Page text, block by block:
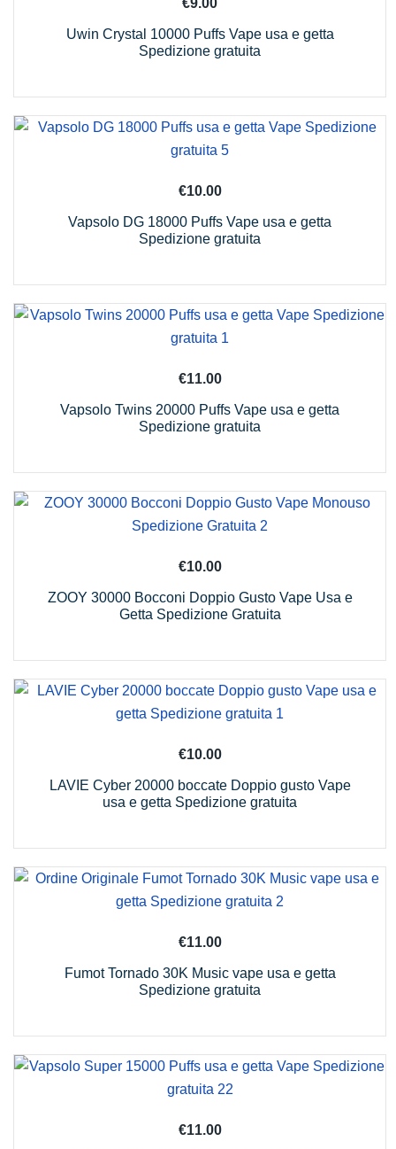
€9.00
Uwin Crystal 10000 Puffs Vape usa e getta
Spedizione gratuita
€10.00
Vapsolo DG 18000 Puffs Vape usa e getta
Spedizione gratuita
€11.00
Vapsolo Twins 20000 Puffs Vape usa e getta
Spedizione gratuita
€10.00
ZOOY 30000 Bocconi Doppio Gusto Vape Usa e
Getta Spedizione Gratuita
€10.00
LAVIE Cyber 20000 boccate Doppio gusto Vape
usa e getta Spedizione gratuita
€11.00
Fumot Tornado 30K Music vape usa e getta
Spedizione gratuita
€11.00